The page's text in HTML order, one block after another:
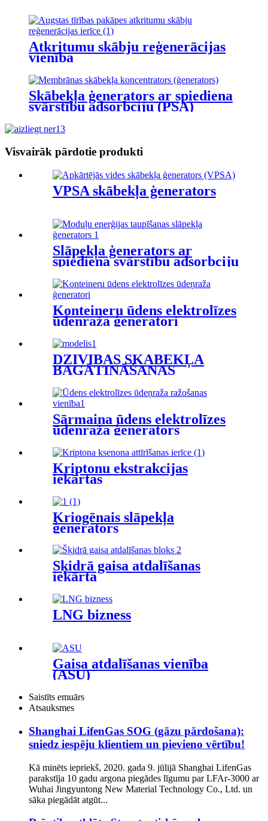
Atkritumu skābju reģenerācijas
vienība
Skābekļa ģenerators ar spiediena
svārstību adsorbciju (PSA)
Visvairāk pārdotie produkti
VPSA skābekļa ģenerators
Slāpekļa ģenerators ar
spiediena svārstību adsorbciju
(PSA)
Konteineru ūdens elektrolīzes
ūdeņraža ģeneratori
DZĪVĪBAS SKĀBEKĻA
BAGĀTINĀŠANAS
ĢENERATORS
Sārmaina ūdens elektrolīzes
ūdeņraža ģenerators
Kriptonu ekstrakcijas
iekārtas
Kriogēnais slāpekļa
ģenerators
Šķidrā gaisa atdalīšanas
iekārta
LNG bizness
Gaisa atdalīšanas vienība
(ASU)
Saistīts emuārs
Atsauksmes
Shanghai LifenGas SOG (gāzu pārdošana):
sniedz iespēju klientiem un pievieno vērtību!
Kā minēts iepriekš, 2020. gada 9. jūlijā Shanghai LifenGas
parakstīja 10 gadu argona piegādes līgumu par LFAr-3000 ar
Wuhai Jingyuntong New Material Technology Co., Ltd. un
sāka piegādāt atgūt...